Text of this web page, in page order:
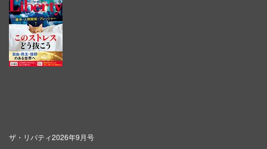
ザ・リバティ2026年9月号